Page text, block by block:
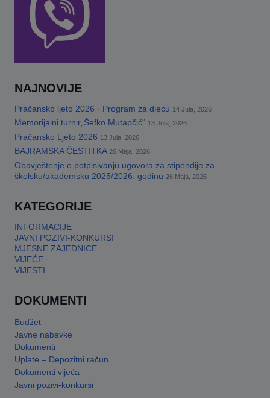
NAJNOVIJE
Pračansko ljeto 2026 · Program za djecu 14 Jula, 2026
Memorijalni turnir„Šefko Mutapčić“ 13 Jula, 2026
Pračansko Ljeto 2026 13 Jula, 2026
BAJRAMSKA ČESTITKA 26 Maja, 2026
Obavještenje o potpisivanju ugovora za stipendije za
školsku/akademsku 2025/2026. godinu 26 Maja, 2026
KATEGORIJE
INFORMACIJE
JAVNI POZIVI-KONKURSI
MJESNE ZAJEDNICE
VIJEĆE
VIJESTI
DOKUMENTI
Budžet
Javne nabavke
Dokumenti
Uplate – Depozitni račun
Dokumenti vijeća
Javni pozivi-konkursi
This will close in